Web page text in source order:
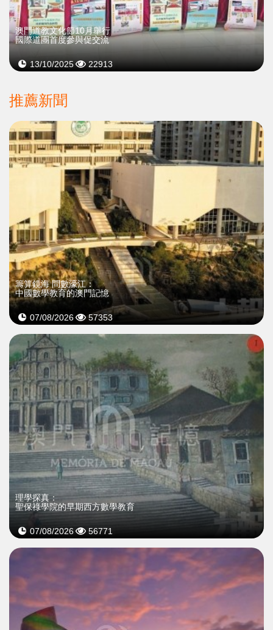
澳門道教文化節10月舉行
國際道團首度參與促交流
13/10/2025 22913
推薦新聞
籌算鏡海 問數濠江：
中國數學教育的澳門記憶
07/08/2026 57353
理學探真：
聖保祿學院的早期西方數學教育
07/08/2026 56771